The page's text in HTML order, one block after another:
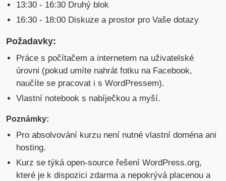
13:30 - 16:30 Druhý blok
16:30 - 18:00 Diskuze a prostor pro Vaše dotazy
Požadavky:
Práce s počítačem a internetem na uživatelské
úrovni (pokud umíte nahrát fotku na Facebook,
naučíte se pracovat i s WordPressem).
Vlastní notebook s nabíječkou a myší.
Poznámky:
Pro absolvování kurzu není nutné vlastní doména ani
hosting.
Kurz se týká open-source řešení WordPress.org,
které je k dispozici zdarma a nepokrývá placenou a